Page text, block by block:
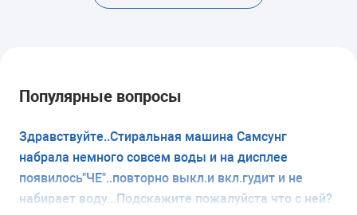
Популярные вопросы
Здравствуйте..Стиральная машина Самсунг
набрала немного совсем воды и на дисплее
появилось"ЧЕ"..повторно выкл.и вкл.гудит и не
набирает воду...Подскажите пожалуйста что с ней?